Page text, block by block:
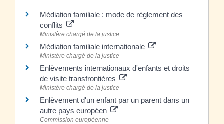
Médiation familiale : mode de règlement des
conflits
Ministère chargé de la justice
Médiation familiale internationale
Ministère chargé de la justice
Enlèvements internationaux d'enfants et droits
de visite transfrontières
Ministère chargé de la justice
Enlèvement d'un enfant par un parent dans un
autre pays européen
Commission européenne